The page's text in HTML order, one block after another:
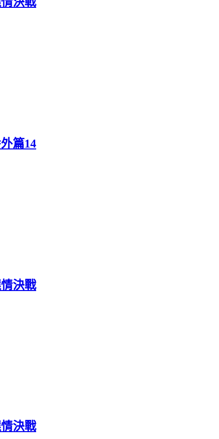
篇14
決戰
決戰